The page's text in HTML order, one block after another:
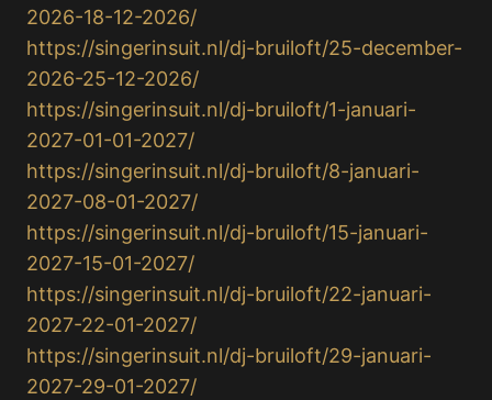
2026-18-12-2026/
https://singerinsuit.nl/dj-bruiloft/25-december-
2026-25-12-2026/
https://singerinsuit.nl/dj-bruiloft/1-januari-
2027-01-01-2027/
https://singerinsuit.nl/dj-bruiloft/8-januari-
2027-08-01-2027/
https://singerinsuit.nl/dj-bruiloft/15-januari-
2027-15-01-2027/
https://singerinsuit.nl/dj-bruiloft/22-januari-
2027-22-01-2027/
https://singerinsuit.nl/dj-bruiloft/29-januari-
2027-29-01-2027/